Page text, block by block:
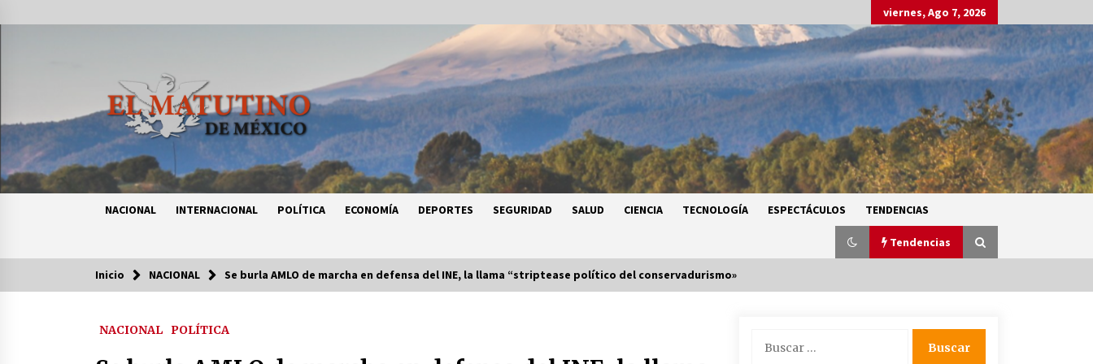
al
viernes, Ago 7, 2026
NACIONAL INTERNACIONAL POLÍTICA ECONOMÍA DEPORTES SEGURIDAD SALUD CIENCIA TECNOLOGÍA ESPECTÁCULOS TENDENCIAS
Tendencias
Tendencias
Certificado de Dafne Quintos revela
granizo y calor extremo en gran
Inicio NACIONAL Se burla AMLO de marcha en defensa del INE, la llama “striptease político del conservadurismo»
NACIONAL POLÍTICA